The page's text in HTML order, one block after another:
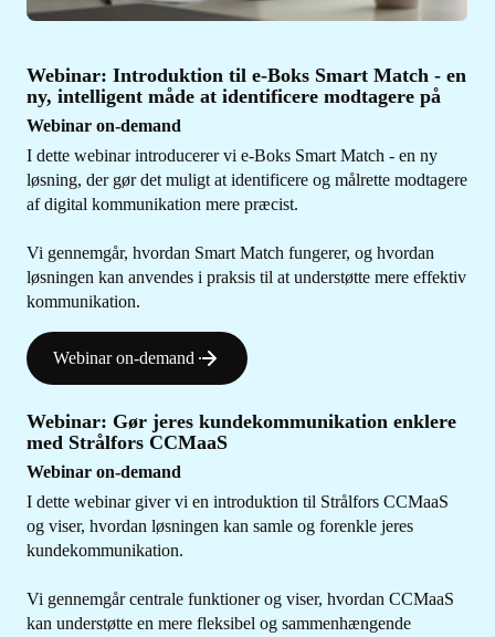
Webinar: Introduktion til e-Boks Smart Match - en
ny, intelligent måde at identificere modtagere på
Webinar on-demand
I dette webinar introducerer vi e‑Boks Smart Match - en ny
løsning, der gør det muligt at identificere og målrette modtagere
af digital kommunikation mere præcist.
Vi gennemgår, hvordan Smart Match fungerer, og hvordan
løsningen kan anvendes i praksis til at understøtte mere effektiv
kommunikation.
Webinar on-demand
Webinar: Gør jeres kundekommunikation enklere
med Strålfors CCMaaS
Webinar on-demand
I dette webinar giver vi en introduktion til Strålfors CCMaaS
og viser, hvordan løsningen kan samle og forenkle jeres
kundekommunikation.
Vi gennemgår centrale funktioner og viser, hvordan CCMaaS
kan understøtte en mere fleksibel og sammenhængende